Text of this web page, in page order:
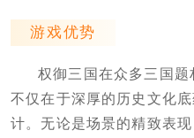
游戏优势
权御三国在众多三国
不仅在于深厚的历史文化
计。无论是场景的精致表